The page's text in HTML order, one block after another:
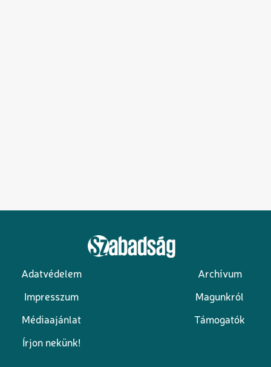
Lábléc
Adatvédelem Archívum
Impresszum Magunkról
Médiaajánlat Támogatók
Írjon nekünk!